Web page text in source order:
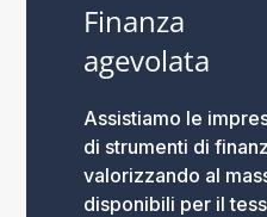
Finanza
agevolata
Assistiamo le
di strumenti di
valorizzando al
disponibili per il